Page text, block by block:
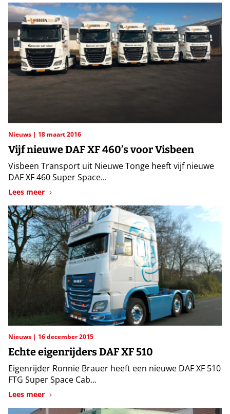
Nieuws 18 maart 2016
Vijf nieuwe DAF XF 460’s voor Visbeen
Visbeen Transport uit Nieuwe Tonge heeft vijf nieuwe
DAF XF 460 Super Space...
Lees meer
Nieuws 16 december 2015
Echte eigenrijders DAF XF 510
Eigenrijder Ronnie Brauer heeft een nieuwe DAF XF 510
FTG Super Space Cab...
Lees meer